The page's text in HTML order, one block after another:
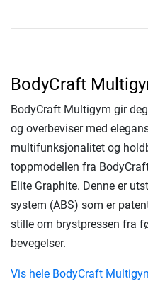
BodyCraft
BodyCraft Multigym gir
og overbeviser med
multifunksjonalitet og
toppmodellen fra
Elite Graphite. Denne er
system (ABS) som er
stille om brystpressen fra
bevegelser.
Vis hele BodyCraft